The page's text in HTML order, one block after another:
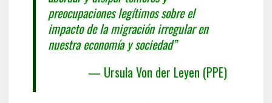
preocupaciones legítimos sobre el
impacto de la migración irregular en
nuestra economía y sociedad”
— Ursula Von der Leyen (PPE)